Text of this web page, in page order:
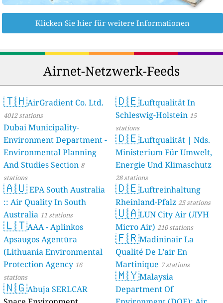
Klicken Sie hier für weitere Informationen
Airnet-Netzwerk-Feeds
🇹🇭AirGradient Co. Ltd.
4012 stations
Dubai Municipality-
Environment Department -
Environmental Planning
And Studies Section 8
stations
🇦🇺EPA South Australia
:: Air Quality In South
Australia 11 stations
🇱🇹AAA - Aplinkos
Apsaugos Agentūra
(Lithuania Environmental
Protection Agency 16
stations
🇳🇬Abuja SERLCAR
🇩🇪Luftqualität In
Schleswig-Holstein 15
stations
🇩🇪Luftqualität | Nds.
Ministerium Für Umwelt,
Energie Und Klimaschutz
28 stations
🇩🇪Luftreinhaltung
Rheinland-Pfalz 25 stations
🇺🇦LUN City Air (ЛУН
Місто Air) 210 stations
🇫🇷Madininair La
Qualité De L’air En
Martinique 7 stations
🇲🇾Malaysia
Department Of